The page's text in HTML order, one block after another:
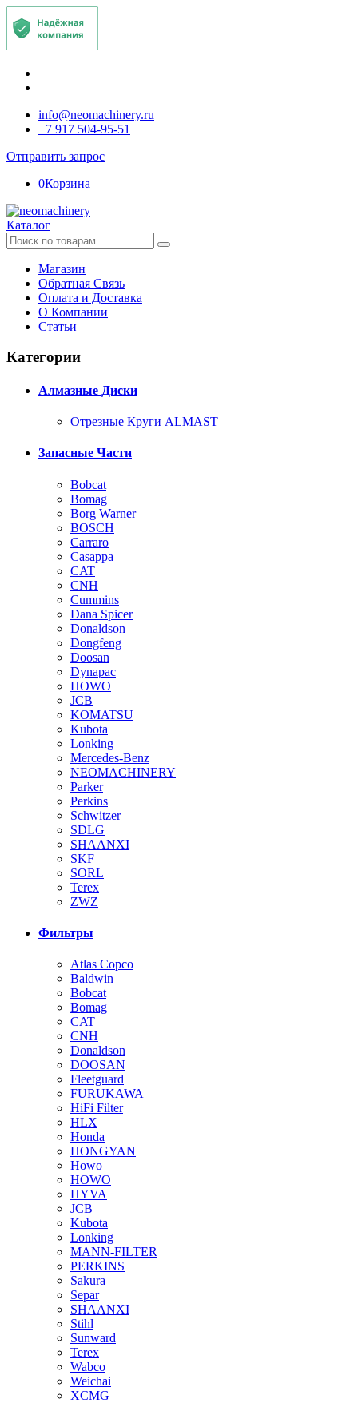
info@neomachinery.ru
+7 917 504-95-51
Отправить запрос
0Корзина
Каталог
Искать:
Магазин
Обратная Связь
Оплата и Доставка
О Компании
Статьи
Категории
Алмазные Диски
Отрезные Круги ALMAST
Запасные Части
Bobcat
Bomag
Borg Warner
BOSCH
Carraro
Casappa
CAT
CNH
Cummins
Dana Spicer
Donaldson
Dongfeng
Doosan
Dynapac
HOWO
JCB
KOMATSU
Kubota
Lonking
Mercedes-Benz
NEOMACHINERY
Parker
Perkins
Schwitzer
SDLG
SHAANXI
SKF
SORL
Terex
ZWZ
Фильтры
Atlas Copco
Baldwin
Bobcat
Bomag
CAT
CNH
Donaldson
DOOSAN
Fleetguard
FURUKAWA
HiFi Filter
HLX
Honda
HONGYAN
Howo
HOWO
HYVA
JCB
Kubota
Lonking
MANN-FILTER
PERKINS
Sakura
Separ
SHAANXI
Stihl
Sunward
Terex
Wabco
Weichai
XCMG